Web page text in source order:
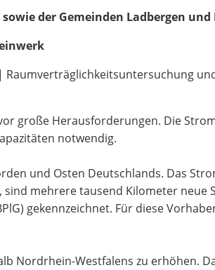
der Gemeinden Ladbergen und
große Herausforderungen. Die
notwendig.
und Osten Deutschlands. Das
mehrere tausend Kilometer
gekennzeichnet. Für diese
Nordrhein-Westfalens zu erhöhen.